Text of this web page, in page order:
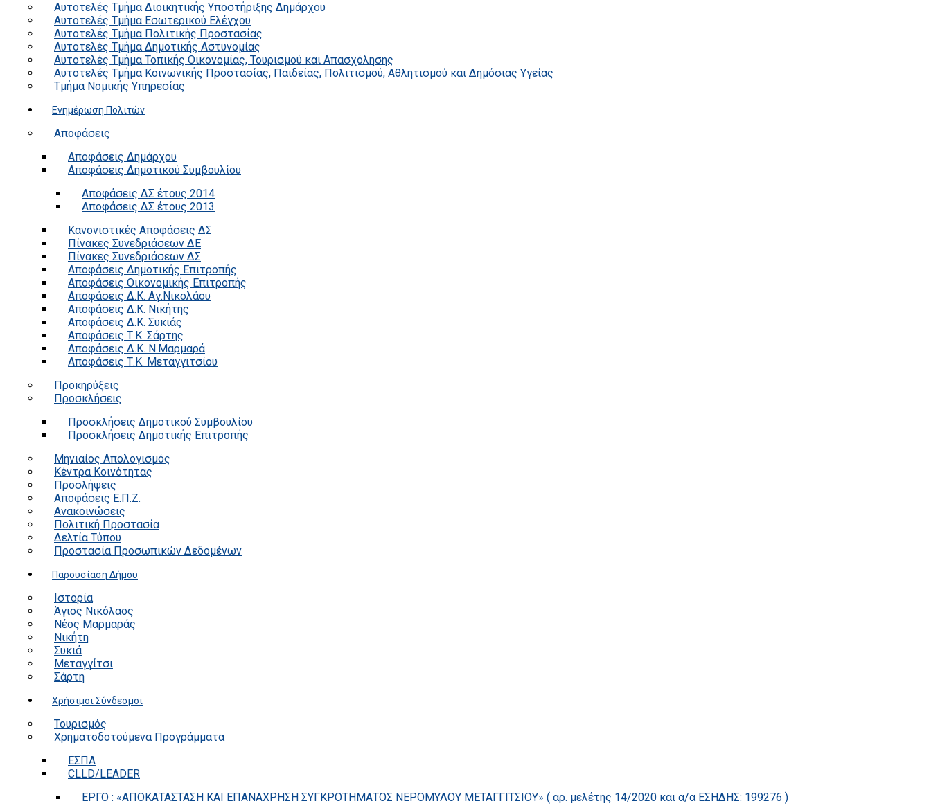
Αυτοτελές Τμήμα Διοικητικής Υποστήριξης Δημάρχου
Αυτοτελές Τμήμα Εσωτερικού Ελέγχου
Αυτοτελές Τμήμα Πολιτικής Προστασίας
Αυτοτελές Τμήμα Δημοτικής Αστυνομίας
Αυτοτελές Τμήμα Τοπικής Οικονομίας, Τουρισμού και Απασχόλησης
Αυτοτελές Τμήμα Κοινωνικής Προστασίας, Παιδείας, Πολιτισμού, Αθλητισμού και Δημόσιας Υγείας
Τμήμα Νομικής Υπηρεσίας
Ενημέρωση Πολιτών
Αποφάσεις
Αποφάσεις Δημάρχου
Αποφάσεις Δημοτικού Συμβουλίου
Αποφάσεις ΔΣ έτους 2014
Αποφάσεις ΔΣ έτους 2013
Κανονιστικές Αποφάσεις ΔΣ
Πίνακες Συνεδριάσεων ΔΕ
Πίνακες Συνεδριάσεων ΔΣ
Αποφάσεις Δημοτικής Επιτροπής
Αποφάσεις Οικονομικής Επιτροπής
Αποφάσεις Δ.Κ. Αγ.Νικολάου
Αποφάσεις Δ.Κ. Νικήτης
Αποφάσεις Δ.Κ. Συκιάς
Αποφάσεις Τ.Κ. Σάρτης
Αποφάσεις Δ.Κ. Ν.Μαρμαρά
Αποφάσεις Τ.Κ. Μεταγγιτσίου
Προκηρύξεις
Προσκλήσεις
Προσκλήσεις Δημοτικού Συμβουλίου
Προσκλήσεις Δημοτικής Επιτροπής
Μηνιαίος Απολογισμός
Κέντρα Κοινότητας
Προσλήψεις
Αποφάσεις Ε.Π.Ζ.
Ανακοινώσεις
Πολιτική Προστασία
Δελτία Τύπου
Προστασία Προσωπικών Δεδομένων
Παρουσίαση Δήμου
Ιστορία
Άγιος Νικόλαος
Νέος Μαρμαράς
Νικήτη
Συκιά
Μεταγγίτσι
Σάρτη
Χρήσιμοι Σύνδεσμοι
Τουρισμός
Χρηματοδοτούμενα Προγράμματα
ΕΣΠΑ
CLLD/LEADER
ΕΡΓΟ : «ΑΠΟΚΑΤΑΣΤΑΣΗ ΚΑΙ ΕΠΑΝΑΧΡΗΣΗ ΣΥΓΚΡΟΤΗΜΑΤΟΣ ΝΕΡΟΜΥΛΟΥ ΜΕΤΑΓΓΙΤΣΙΟΥ» ( αρ. μελέτης 14/2020 και α/α ΕΣΗΔΗΣ: 199276 )